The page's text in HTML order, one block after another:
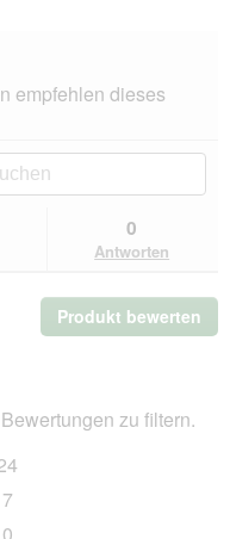
empfehlen dieses
0
Antworten
Produkt bewerten
Mit
zu filtern.
7
0